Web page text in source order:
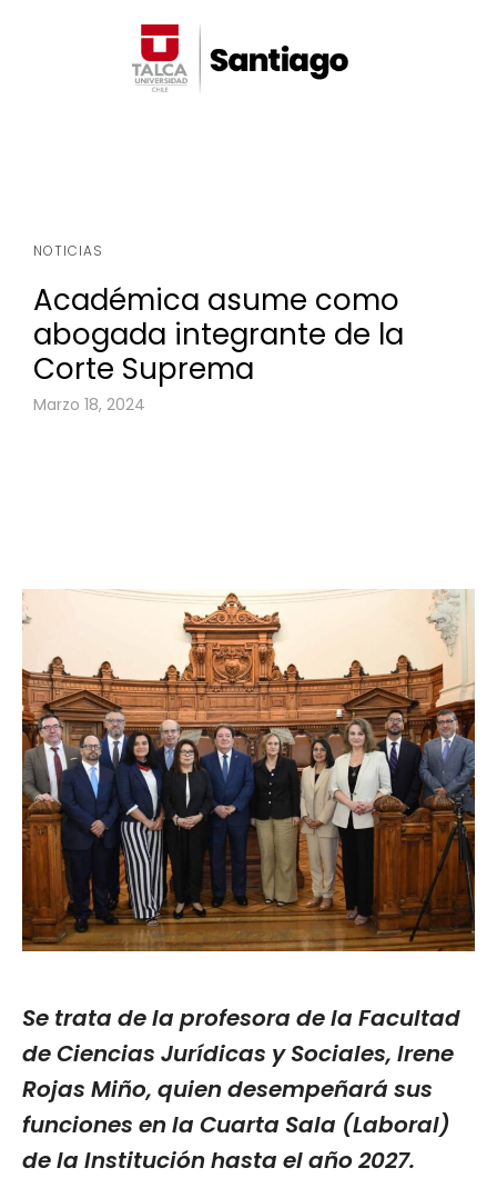
NOTICIAS
Académica asume como
abogada integrante de la
Corte Suprema
Marzo 18, 2024
Se trata de la profesora de la Facultad
de Ciencias Jurídicas y Sociales, Irene
Rojas Miño, quien desempeñará sus
funciones en la Cuarta Sala (Laboral)
de la Institución hasta el año 2027.